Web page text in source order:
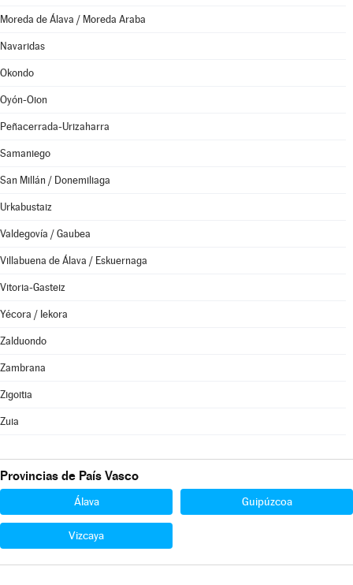
Moreda de Álava / Moreda Araba
Navaridas
Okondo
Oyón-Oion
Peñacerrada-Urizaharra
Samaniego
San Millán / Donemiliaga
Urkabustaiz
Valdegovía / Gaubea
Villabuena de Álava / Eskuernaga
Vitoria-Gasteiz
Yécora / Iekora
Zalduondo
Zambrana
Zigoitia
Zuia
Provincias de País Vasco
Álava Guipúzcoa
Vizcaya